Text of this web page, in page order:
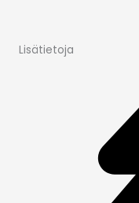
Lisätietoja